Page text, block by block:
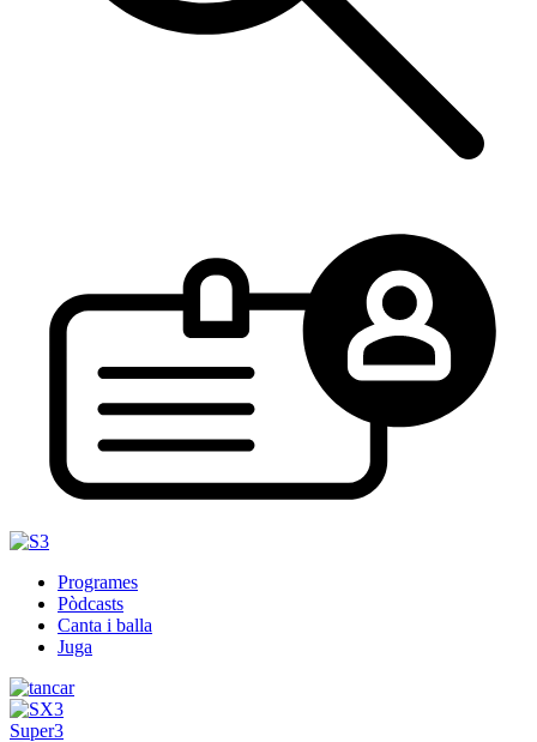
Programes
Pòdcasts
Canta i balla
Juga
Super3